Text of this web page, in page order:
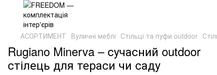
АСОРТИМЕНТ Вуличні меблі Стільці та пуфи outdoor
Rugiano Minerva – сучасний outdoor
стілець для тераси чи саду